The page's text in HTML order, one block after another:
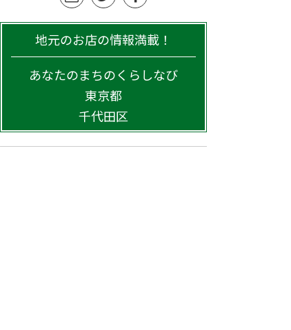
地元のお店の情報満載！
あなたのまちのくらしなび
東京都
千代田区